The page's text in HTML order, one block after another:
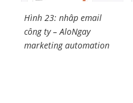
Hình 23: nhâp email
công ty – AloNgay
marketing automation